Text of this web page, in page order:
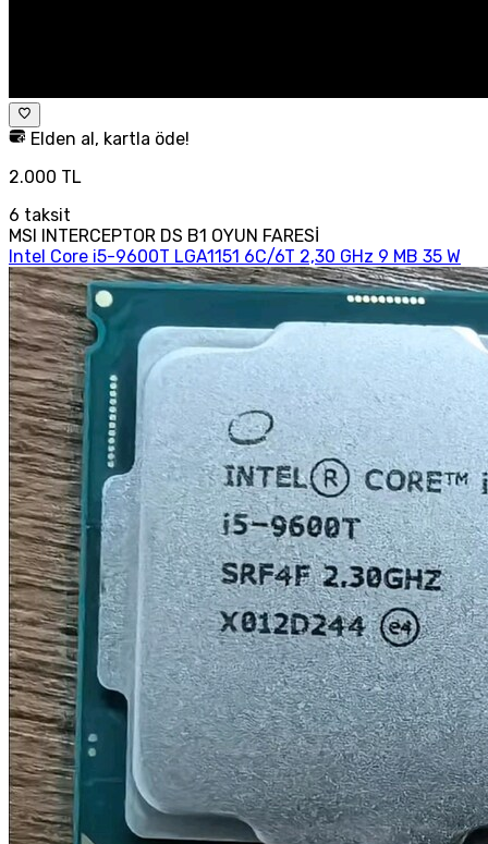
Elden al, kartla öde!
2.000 TL
6 taksit
MSI INTERCEPTOR DS B1 OYUN FARESİ
Intel Core i5-9600T LGA1151 6C/6T 2,30 GHz 9 MB 35 W